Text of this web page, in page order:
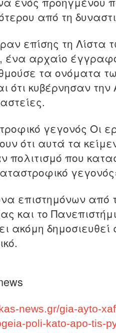
από τη
επίσης τη Λίστα
ένα αρχαίο
τα ονόματα
ότι κυβέρνησαν
γεγονός Οι
ότι αυτά τα
πολιτισμό που
επιστημόνων από
και το
ακόμη δημοσιευθεί
news.gr/gia-ayto-
poli-kato-apo-tis-